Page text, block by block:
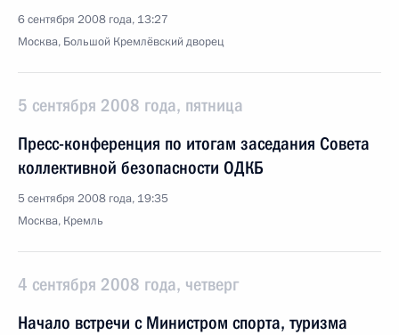
6 сентября 2008 года, 13:27
Москва, Большой Кремлёвский дворец
5 сентября 2008 года, пятница
Пресс-конференция по итогам заседания Совета
коллективной безопасности ОДКБ
5 сентября 2008 года, 19:35
Москва, Кремль
4 сентября 2008 года, четверг
Начало встречи с Министром спорта, туризма